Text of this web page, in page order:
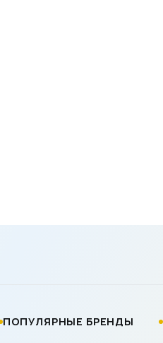
ПОПУЛЯРНЫЕ БРЕНДЫ